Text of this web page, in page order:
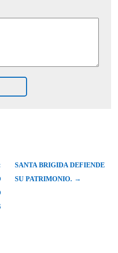
SANTA BRIGIDA DEFIENDE
SU PATRIMONIO. →